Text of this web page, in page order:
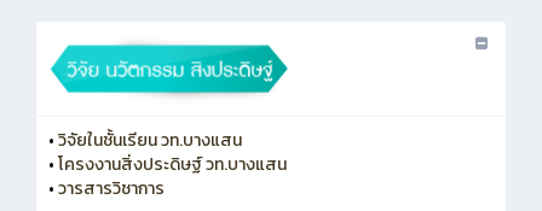
•วิจัยในชั้นเรียน วท.บางแสน
•โครงงานสิ่งประดิษฐ์ วท.บางแสน
•วารสารวิชาการ